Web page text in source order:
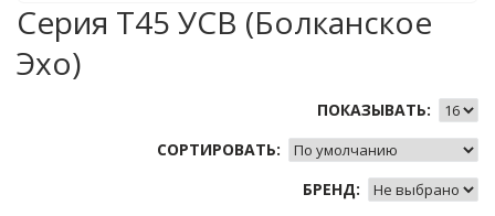
Серия Т45 УСВ (Болканское
Эхо)
ПОКАЗЫВАТЬ:
СОРТИРОВАТЬ:
БРЕНД: